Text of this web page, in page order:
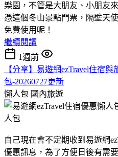
樂園，不管是大朋友、小朋友
憑這個冬山景點門票，隔壁天
免費使用呢！
繼續閱讀
1週前
【分享】易遊網ezTravel住宿
包-20260727更新
懶人包 國內旅遊
自己現在會不定期收到易遊網
優惠訊息，為了方便日後有需